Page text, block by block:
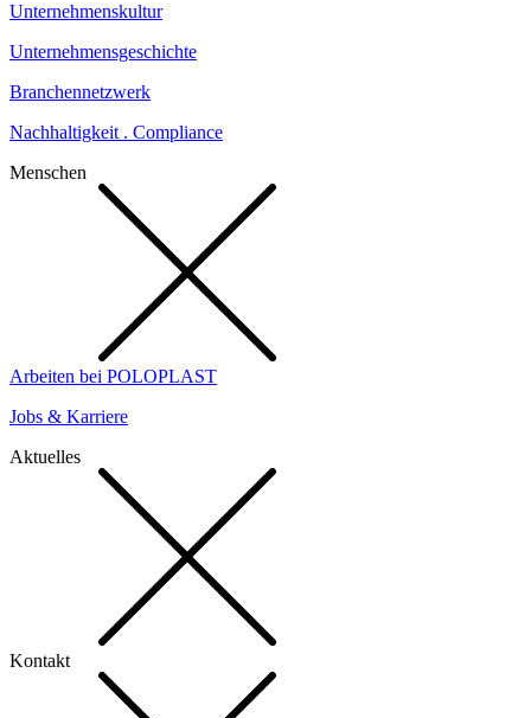
Unternehmenskultur
Unternehmensgeschichte
Branchennetzwerk
Nachhaltigkeit . Compliance
Menschen
Arbeiten bei POLOPLAST
Jobs & Karriere
Aktuelles
Kontakt